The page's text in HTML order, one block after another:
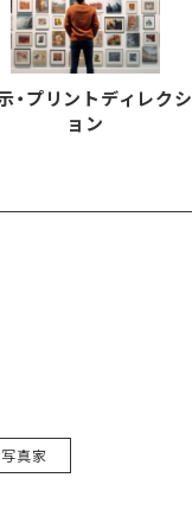
・プリントディレクシ
ョン
写真家